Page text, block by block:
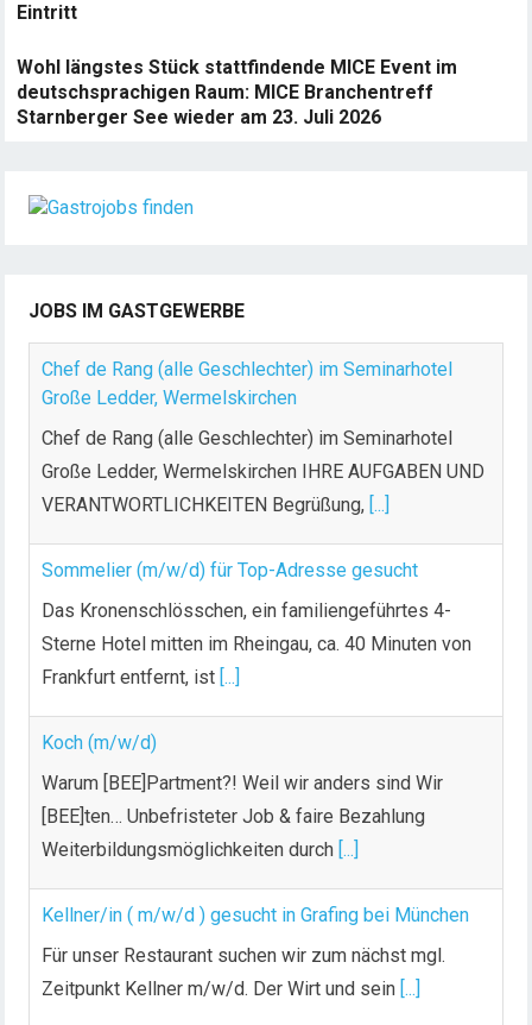
Eintritt
Wohl längstes Stück stattfindende MICE Event im
deutschsprachigen Raum: MICE Branchentreff
Starnberger See wieder am 23. Juli 2026
JOBS IM GASTGEWERBE
Chef de Rang (alle Geschlechter) im Seminarhotel
Große Ledder, Wermelskirchen
Chef de Rang (alle Geschlechter) im Seminarhotel
Große Ledder, Wermelskirchen IHRE AUFGABEN UND
VERANTWORTLICHKEITEN Begrüßung, [...]
Sommelier (m/w/d) für Top-Adresse gesucht
Das Kronenschlösschen, ein familiengeführtes 4-
Sterne Hotel mitten im Rheingau, ca. 40 Minuten von
Frankfurt entfernt, ist [...]
Koch (m/w/d)
Warum [BEE]Partment?! Weil wir anders sind Wir
[BEE]ten… Unbefristeter Job & faire Bezahlung
Weiterbildungsmöglichkeiten durch [...]
Kellner/in ( m/w/d ) gesucht in Grafing bei München
Für unser Restaurant suchen wir zum nächst mgl.
Zeitpunkt Kellner m/w/d. Der Wirt und sein [...]